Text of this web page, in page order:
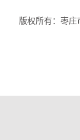
版权所有：枣